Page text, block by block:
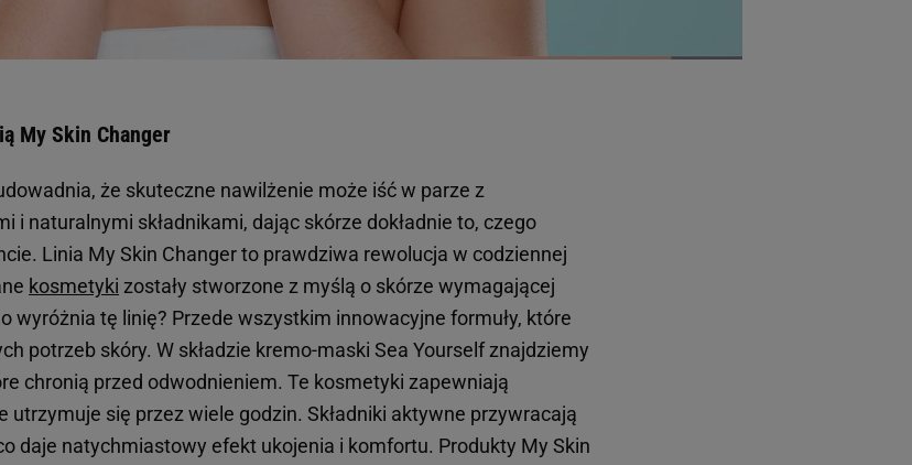
My Skin Changer
że skuteczne nawilżenie może iść w parze z
i naturalnymi składnikami, dając skórze dokładnie to, czego
Linia My Skin Changer to prawdziwa rewolucja w codziennej
kosmetyki zostały stworzone z myślą o skórze wymagającej
wyróżnia tę linię? Przede wszystkim innowacyjne formuły, które
potrzeb skóry. W składzie kremo-maski Sea Yourself znajdziemy
chronią przed odwodnieniem. Te kosmetyki zapewniają
utrzymuje się przez wiele godzin. Składniki aktywne przywracają
daje natychmiastowy efekt ukojenia i komfortu. Produkty My Skin